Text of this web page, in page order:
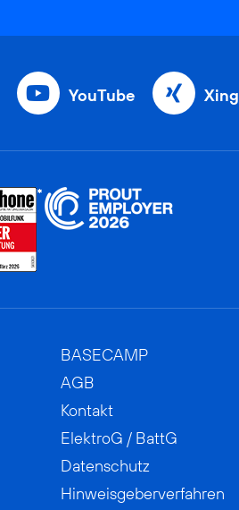
YouTube Xing
BASECAMP
AGB
Kontakt
ElektroG / BattG
Datenschutz
Hinweisgeberverfahren